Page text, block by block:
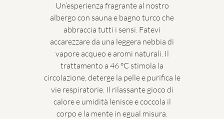
Un’esperienza fragrante al nostro
albergo con sauna e bagno turco che
abbraccia tutti i sensi. Fatevi
accarezzare da una leggera nebbia di
vapore acqueo e aromi naturali. Il
trattamento a 46 °C stimola la
circolazione, deterge la pelle e purifica le
vie respiratorie. Il rilassante gioco di
calore e umidità lenisce e coccola il
corpo e la mente in egual misura.